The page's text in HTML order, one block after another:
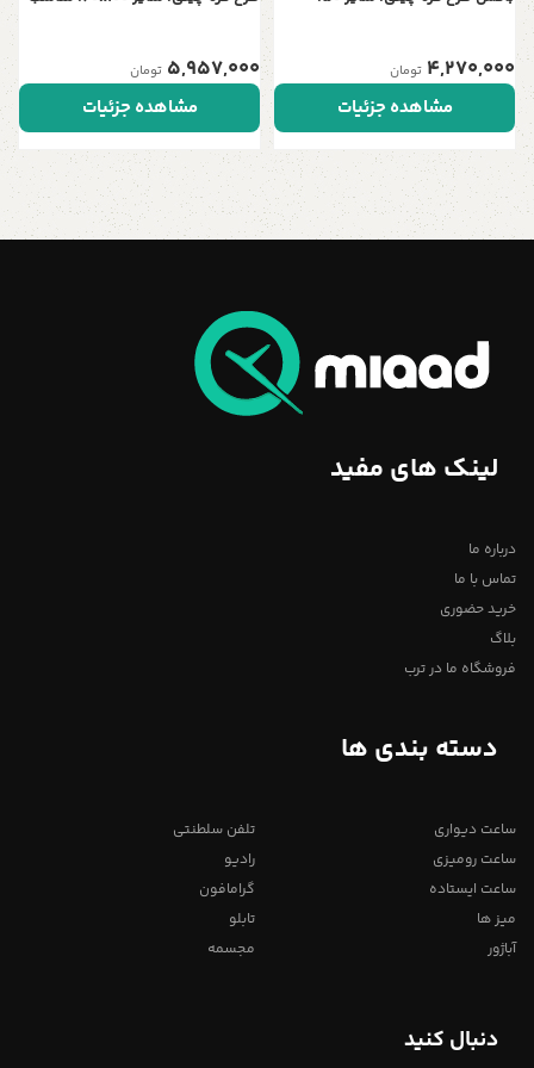
4,270,000 تومان
مشاهده جزئیات
5,957,000 تومان
مشاهده جزئیات
لینک های مفید
درباره ما
تماس با ما
خرید حضوری
بلاگ
فروشگاه ما در ترب
دسته بندی ها
ساعت دیواری
ساعت رومیزی
ساعت ایستاده
میز ها
آباژور
تلفن سلطنتی
رادیو
گرامافون
تابلو
مجسمه
دنبال کنید